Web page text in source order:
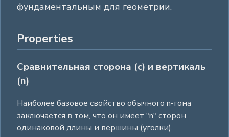
фундаментальным для геометрии.
Properties
Сравнительная сторона (с) и вертикаль
(n)
Наиболее базовое свойство обычного n-гона
заключается в том, что он имеет "n" сторон
одинаковой длины и вершины (уголки).